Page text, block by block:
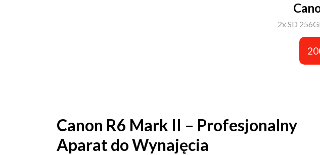
2x SD
Canon R6 Mark II – Profesjonalny
Aparat do Wynajęcia